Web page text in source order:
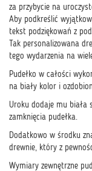
za przybycie na
Aby podkreślić
tekst podziękowań z
Tak personalizowana
tego wydarzenia na
Pudełko w całości
na biały kolor i
Uroku dodaje mu biała
zamknięcia pudełka.
Dodatkowo w środku
drewnie, który z
Wymiary zewnętrzne